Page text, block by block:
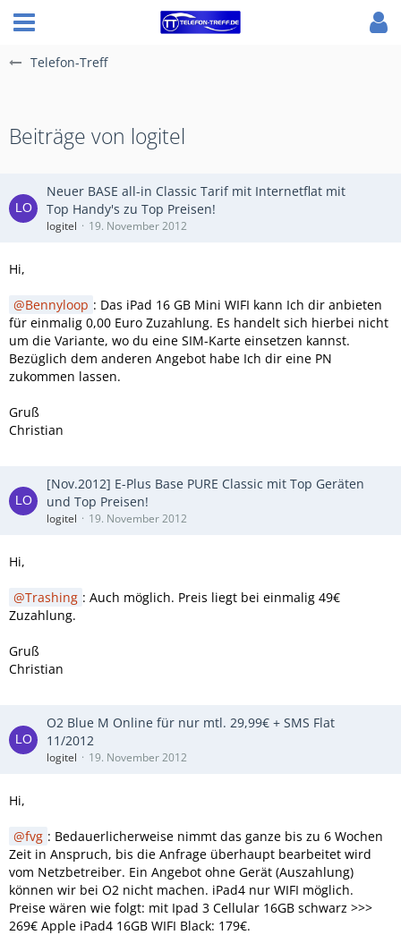
Telefon-Treff
Beiträge von logitel
Neuer BASE all-in Classic Tarif mit Internetflat mit
Top Handy's zu Top Preisen!
logitel 19. November 2012
Hi,
Bennyloop : Das iPad 16 GB Mini WIFI kann Ich dir anbieten
für einmalig 0,00 Euro Zuzahlung. Es handelt sich hierbei nicht
um die Variante, wo du eine SIM-Karte einsetzen kannst.
Bezüglich dem anderen Angebot habe Ich dir eine PN
zukommen lassen.
Gruß
Christian
[Nov.2012] E-Plus Base PURE Classic mit Top Geräten
und Top Preisen!
logitel 19. November 2012
Hi,
Trashing : Auch möglich. Preis liegt bei einmalig 49€
Zuzahlung.
Gruß
Christian
O2 Blue M Online für nur mtl. 29,99€ + SMS Flat
11/2012
logitel 19. November 2012
Hi,
fvg : Bedauerlicherweise nimmt das ganze bis zu 6 Wochen
Zeit in Anspruch, bis die Anfrage überhaupt bearbeitet wird
vom Netzbetreiber. Ein Angebot ohne Gerät (Auszahlung)
können wir bei O2 nicht machen. iPad4 nur WIFI möglich.
Preise wären wie folgt: mit Ipad 3 Cellular 16GB schwarz >>>
269€ Apple iPad4 16GB WIFI Black: 179€.